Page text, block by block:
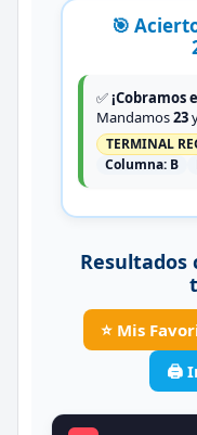
🎯
✅¡Cobramos
Mandamos23
TERMINAL
Columna: B
Resultados
⭐ Mis
🖨️